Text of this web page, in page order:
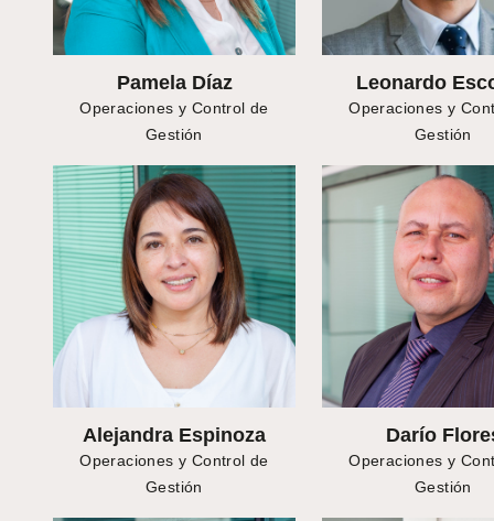
Pamela Díaz
Operaciones y Control de
Gestión
Leonardo
Operaciones y
Gestión
Alejandra Espinoza
Operaciones y Control de
Gestión
Darío
Operaciones y
Gestión